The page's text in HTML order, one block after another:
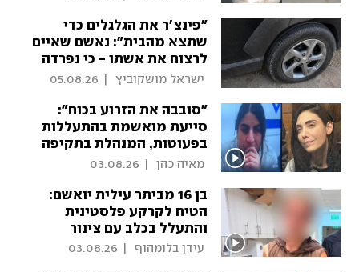
"פינצ'ר את הגלגלים כדי
שתצא מהבית": נאשם שאיים
לרצוח את אשתו - כי נפרדה
ממנו
ישראל מושקוביץ 05.08.26
"סובבה את הזרוע בכוח":
סייעת מואשמת בהתעללות
בפעוטות, המנהלת בתקיפה
מאיה כהן 03.08.26
בן 16 מביתר עילית יואשם:
הטיח לקרקע פלסטינית
והתעלל בכלב עם צינור
פלסטיק
עידן בלומהוף 03.08.26